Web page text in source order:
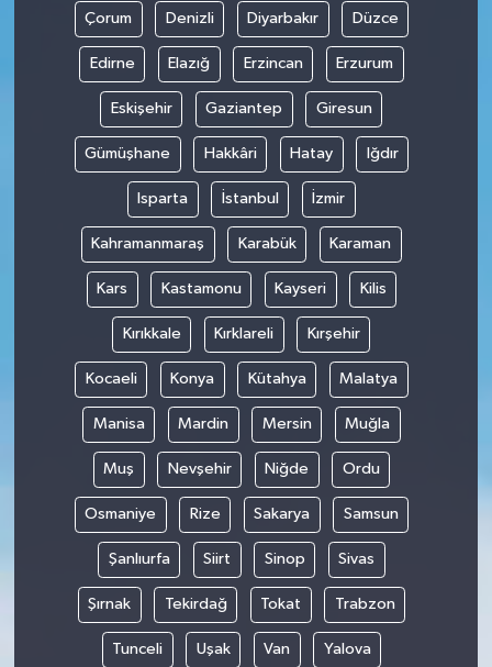
Çorum Denizli Diyarbakır Düzce
Edirne Elazığ Erzincan Erzurum
Eskişehir Gaziantep Giresun
Gümüşhane Hakkâri Hatay Iğdır
Isparta İstanbul İzmir
Kahramanmaraş Karabük Karaman
Kars Kastamonu Kayseri Kilis
Kırıkkale Kırklareli Kırşehir
Kocaeli Konya Kütahya Malatya
Manisa Mardin Mersin Muğla
Muş Nevşehir Niğde Ordu
Osmaniye Rize Sakarya Samsun
Şanlıurfa Siirt Sinop Sivas
Şırnak Tekirdağ Tokat Trabzon
Tunceli Uşak Van Yalova